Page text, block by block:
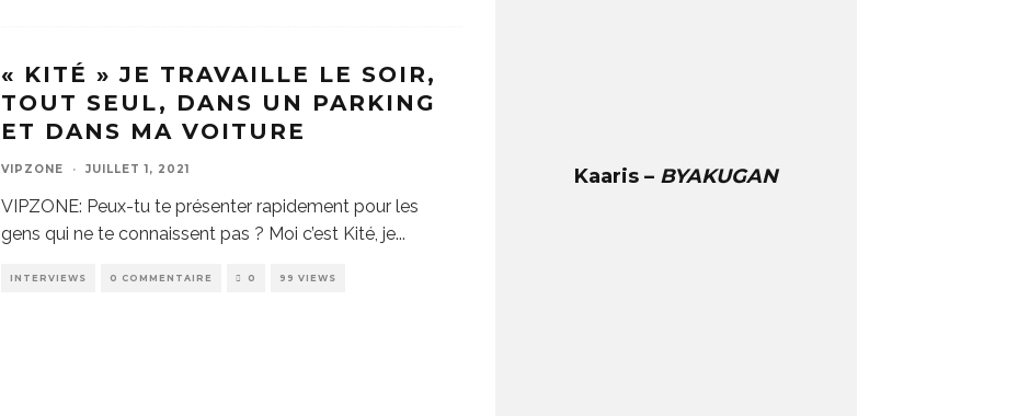
« KITÉ » JE TRAVAILLE LE SOIR,
TOUT SEUL, DANS UN PARKING
ET DANS MA VOITURE
VIPZONE · JUILLET 1, 2021
VIPZONE: Peux-tu te présenter rapidement pour les
gens qui ne te connaissent pas ? Moi c’est Kité, je...
INTERVIEWS 0 COMMENTAIRE 0 99 VIEWS
Kaaris – BYAKUGAN